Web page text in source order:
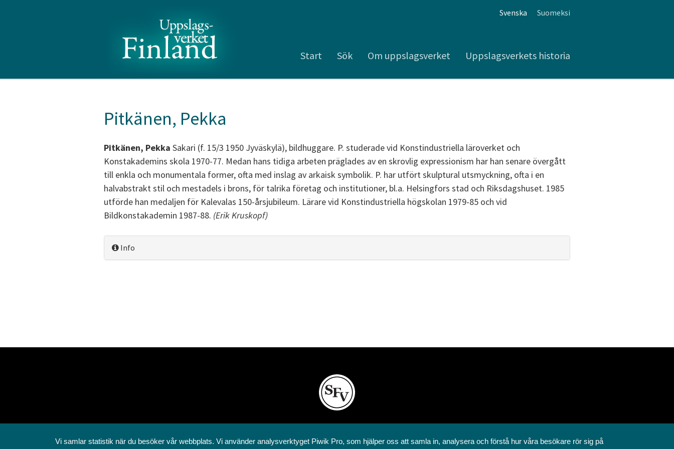
Svenska Suomeksi
Start Sök Om uppslagsverket Uppslagsverkets historia
Pitkänen, Pekka
Pitkänen, Pekka Sakari (f. 15/3 1950 Jyväskylä), bildhuggare. P. studerade vid Konstindustriella läroverket och
Konstakademins skola 1970-77. Medan hans tidiga arbeten präglades av en skrovlig expressionism har han senare övergått
till enkla och monumentala former, ofta med inslag av arkaisk symbolik. P. har utfört skulptural utsmyckning, ofta i en
halvabstrakt stil och mestadels i brons, för talrika företag och institutioner, bl.a. Helsingfors stad och Riksdagshuset. 1985
utförde han medaljen för Kalevalas 150-årsjubileum. Lärare vid Konstindustriella högskolan 1979-85 och vid
Bildkonstakademin 1987-88. (Erik Kruskopf)
Info
Annegatan 12
Vi samlar statistik när du besöker vår webbplats. Vi använder analysverktyget Piwik Pro, som hjälper oss att samla in, analysera och förstå hur våra besökare rör sig på